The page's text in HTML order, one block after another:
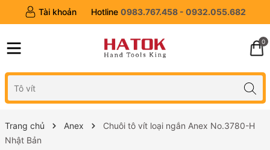
Tài khoản Hotline 0983.767.458 - 0932.055.682
0
Trang chủ Anex
Chuôi tô vít loại ngắn Anex No.3780-H
Nhật Bản